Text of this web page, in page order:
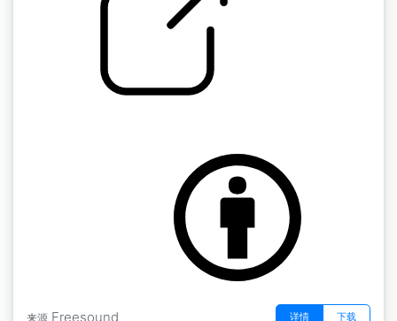
来源 Freesound 详情 下载